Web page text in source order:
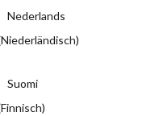
Nederlands
Niederländisch)
Suomi
Finnisch)